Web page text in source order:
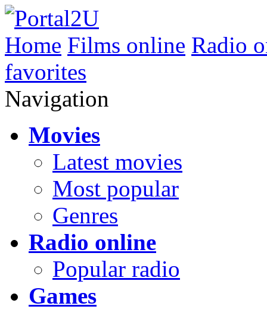
Home Films online Radio
favorites
Navigation
Movies
Latest movies
Most popular
Genres
Radio online
Popular radio
Games